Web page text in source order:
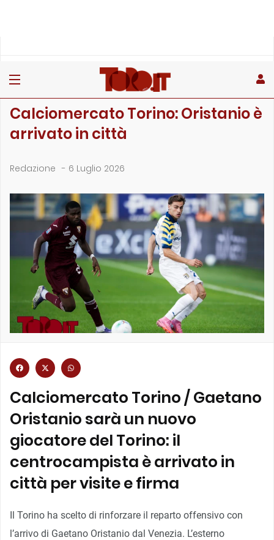
Calciomercato Torino: Oristanio è
arrivato in città
Redazione - 6 Luglio 2026
Calciomercato Torino / Gaetano
Oristanio sarà un nuovo
giocatore del Torino: il
centrocampista è arrivato in
città per visite e firma
Il Torino ha scelto di rinforzare il reparto offensivo con
l’arrivo di Gaetano Oristanio dal Venezia. L’esterno